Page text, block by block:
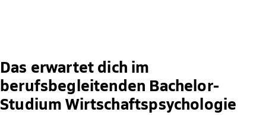
Das erwartet dich im
berufsbegleitenden Bachelor-
Studium Wirtschaftspsychologie